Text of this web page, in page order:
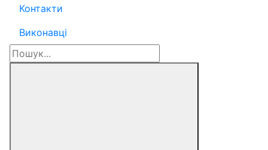
Контакти
Виконавці